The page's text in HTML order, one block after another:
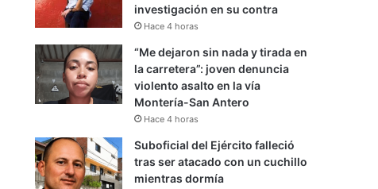
investigación en su contra
Hace 4 horas
“Me dejaron sin nada y tirada en
la carretera”: joven denuncia
violento asalto en la vía
Montería-San Antero
Hace 4 horas
Suboficial del Ejército falleció
tras ser atacado con un cuchillo
mientras dormía